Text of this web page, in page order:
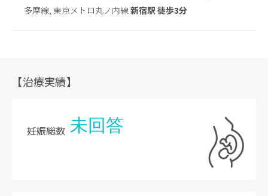
多摩線, 東京メトロ丸ノ内線新宿駅 徒歩3分
【治療実績】
妊娠総数 未回答